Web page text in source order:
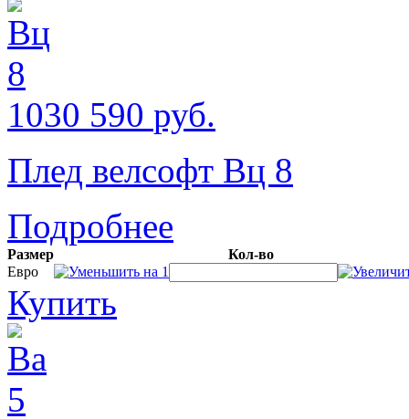
1030 590 руб.
Плед велсофт Вц 8
Подробнее
Размер
Кол-во
Евро
Купить